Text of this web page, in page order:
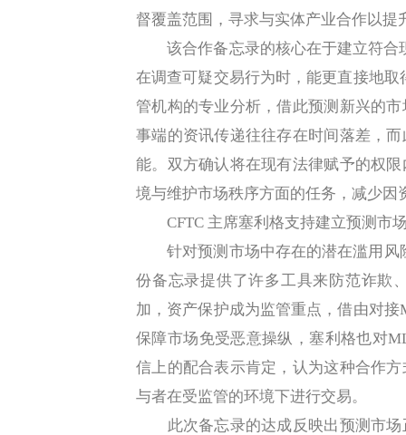
督覆盖范围，寻求与实体产业合作以提
该合作备忘录的核心在于建立符合
在调查可疑交易行为时，能更直接地
管机构的专业分析，借此预测新兴的
事端的资讯传递往往存在时间落差，
能。双方确认将在现有法律赋予的权
境与维护市场秩序方面的任务，减少因
CFTC 主席塞利格支持建立预测市
针对预测市场中存在的潜在滥用风险
份备忘录提供了许多工具来防范诈欺
加，资产保护成为监管重点，借由对
保障市场免受恶意操纵，塞利格也对
信上的配合表示肯定，认为这种合作
与者在受监管的环境下进行交易。
此次备忘录的达成反映出预测市场